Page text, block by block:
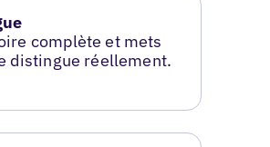
complète et mets
distingue réellement.